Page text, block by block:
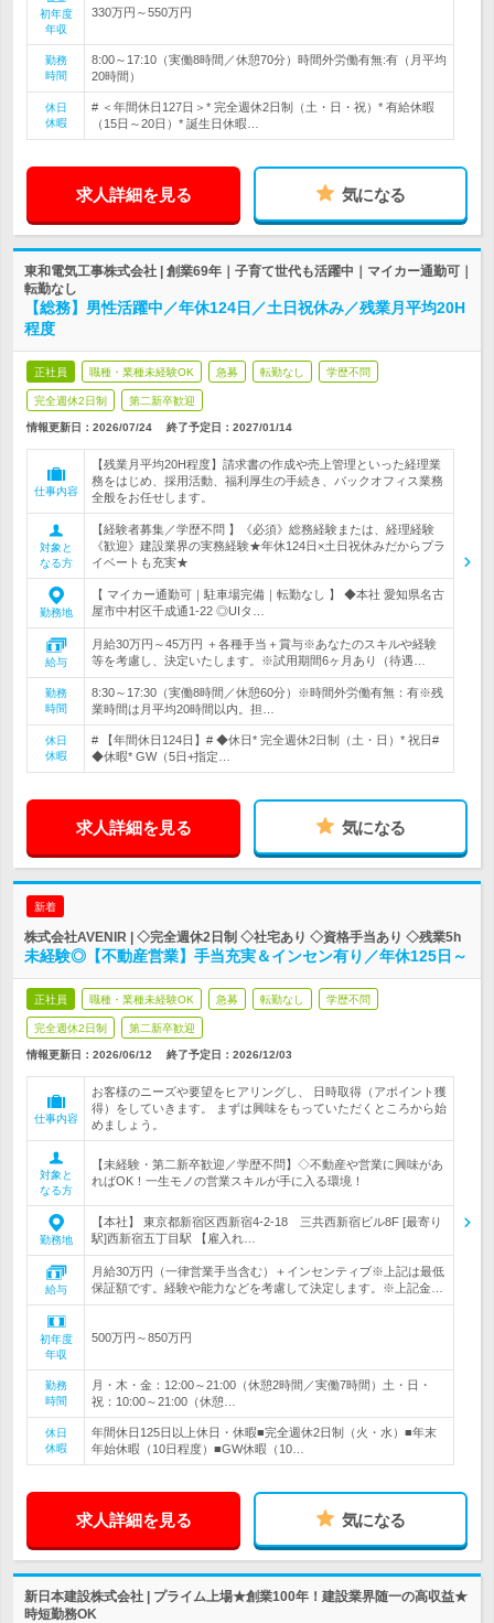
初年度
年収
330万円～550万円
勤務
時間
8:00～17:10（実働8時間／休憩70分）時間外労働有無:有（月平均
20時間）
休日
休暇
# ＜年間休日127日＞* 完全週休2日制（土・日・祝）* 有給休暇
（15日～20日）* 誕生日休暇…
求人詳細を見る 気になる
東和電気工事株式会社 | 創業69年｜子育て世代も活躍中｜マイカー通勤可｜
転勤なし
【総務】男性活躍中／年休124日／土日祝休み／残業月平均20H
程度
正社員 職種・業種未経験OK 急募 転勤なし 学歴不問
完全週休2日制 第二新卒歓迎
情報更新日：2026/07/24 終了予定日： 2027/01/14
仕事内容
【残業月平均20H程度】請求書の作成や売上管理といった経理業
務をはじめ、採用活動、福利厚生の手続き、バックオフィス業務
全般をお任せします。
対象と
なる方
【経験者募集／学歴不問 】《必須》総務経験または、経理経験
《歓迎》建設業界の実務経験★年休124日×土日祝休みだからプラ
イベートも充実★
勤務地
【 マイカー通勤可｜駐車場完備｜転勤なし 】 ◆本社 愛知県名古
屋市中村区千成通1-22 ◎UIタ…
給与
月給30万円～45万円 ＋各種手当＋賞与※あなたのスキルや経験
等を考慮し、決定いたします。※試用期間6ヶ月あり（待遇…
勤務
時間
8:30～17:30（実働8時間／休憩60分）※時間外労働有無：有※残
業時間は月平均20時間以内。担…
休日
休暇
# 【年間休日124日】# ◆休日* 完全週休2日制（土・日）* 祝日#
◆休暇* GW（5日+指定…
求人詳細を見る 気になる
新着
株式会社AVENIR | ◇完全週休2日制 ◇社宅あり ◇資格手当あり ◇残業5h
未経験◎【不動産営業】手当充実＆インセン有り／年休125日～
正社員 職種・業種未経験OK 急募 転勤なし 学歴不問
完全週休2日制 第二新卒歓迎
情報更新日：2026/06/12 終了予定日： 2026/12/03
仕事内容
お客様のニーズや要望をヒアリングし、 日時取得（アポイント獲
得）をしていきます。 まずは興味をもっていただくところから始
めましょう。
対象と
なる方
【未経験・第二新卒歓迎／学歴不問】◇不動産や営業に興味があ
ればOK！一生モノの営業スキルが手に入る環境！
勤務地
【本社】 東京都新宿区西新宿4-2-18 三共西新宿ビル8F [最寄り
駅]西新宿五丁目駅 【雇入れ…
給与
月給30万円（一律営業手当含む）＋インセンティブ※上記は最低
保証額です。経験や能力などを考慮して決定します。※上記金…
初年度
年収
500万円～850万円
勤務
時間
月・木・金：12:00～21:00（休憩2時間／実働7時間）土・日・
祝：10:00～21:00（休憩…
休日
休暇
年間休日125日以上休日・休暇■完全週休2日制（火・水）■年末
年始休暇（10日程度）■GW休暇（10…
求人詳細を見る 気になる
新日本建設株式会社 | プライム上場★創業100年！建設業界随一の高収益★
時短勤務OK